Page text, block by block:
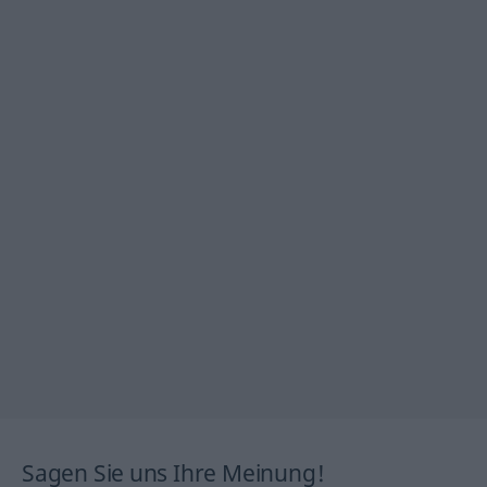
Sagen Sie uns Ihre Meinung!